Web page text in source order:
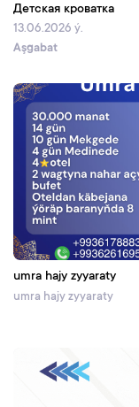
Детская кроватка
13.06.2026 ý.
Aşgabat
umra hajy zyyaraty
umra hajy zyyaraty